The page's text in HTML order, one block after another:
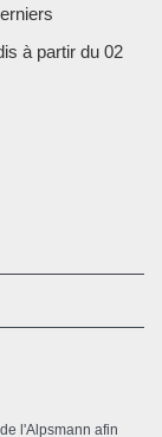
à partir du 02
l'Alpsmann afin